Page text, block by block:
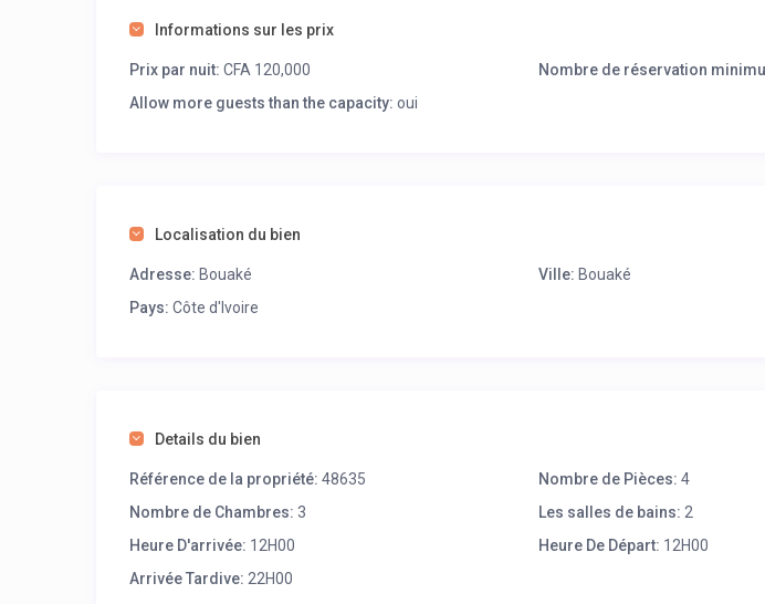
Informations sur les prix
Prix par nuit: CFA 120,000 Nombre de réservation
Allow more guests than the capacity: oui
Localisation du bien
Adresse: Bouaké Ville: Bouaké
Pays: Côte d'Ivoire
Details du bien
Référence de la propriété: 48635 Nombre de Pièces: 4
Nombre de Chambres: 3 Les salles de bains: 2
Heure D'arrivée: 12H00 Heure De Départ: 12H00
Arrivée Tardive: 22H00